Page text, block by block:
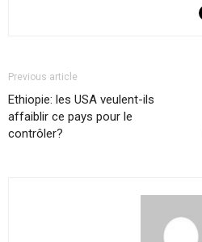
Previous article
Ethiopie: les USA veulent-ils
affaiblir ce pays pour le
contrôler?